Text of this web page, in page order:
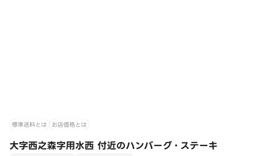
標準送料とは お店価格とは
大字西之森字用水西 付近のハンバーグ・ステーキ